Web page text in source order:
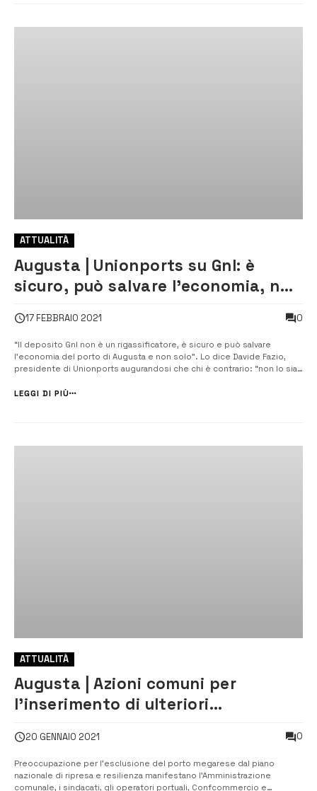
ATTUALITÀ
Augusta | Unionports su Gnl: è
sicuro, può salvare l’economia, non
17 FEBBRAIO 2021 0
“Il deposito Gnl non è un rigassificatore, è sicuro e può salvare
l’economia del porto di Augusta e non solo”. Lo dice Davide Fazio,
presidente di Unionports augurandosi che chi è contrario: “non lo sia
progetto di realizzazione del deposito di Gnl,...
LEGGI DI PIÙ
ATTUALITÀ
Augusta | Azioni comuni per
l’inserimento di ulteriori
tecnico
20 GENNAIO 2021 0
Preoccupazione per l’esclusione del porto megarese dal piano
nazionale di ripresa e resilienza manifestano l’Amministrazione
comunale, i sindacati, gli operatori portuali, Confcommercio e